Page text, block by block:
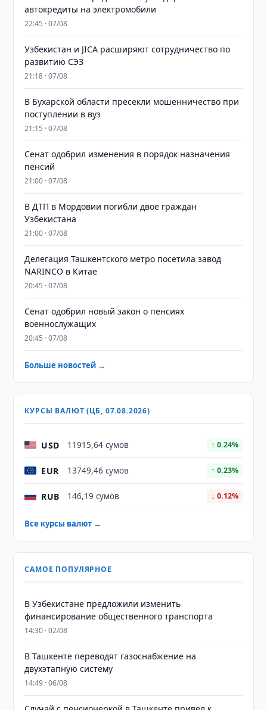
автокредиты на электромобили
22:45 · 07/08
Узбекистан и JICA расширяют сотрудничество по
развитию СЭЗ
21:18 · 07/08
В Бухарской области пресекли мошенничество при
поступлении в вуз
21:15 · 07/08
Сенат одобрил изменения в порядок назначения
пенсий
21:00 · 07/08
В ДТП в Мордовии погибли двое граждан
Узбекистана
21:00 · 07/08
Делегация Ташкентского метро посетила завод
NARINCO в Китае
20:45 · 07/08
Сенат одобрил новый закон о пенсиях
военнослужащих
20:45 · 07/08
Больше новостей →
КУРСЫ ВАЛЮТ (ЦБ, 07.08.2026)
USD 11915,64 сумов ↑ 0.24%
EUR 13749,46 сумов ↑ 0.23%
RUB 146,19 сумов ↓ 0.12%
Все курсы валют →
САМОЕ ПОПУЛЯРНОЕ
В Узбекистане предложили изменить
финансирование общественного транспорта
14:30 · 02/08
В Ташкенте переводят газоснабжение на
двухэтапную систему
14:49 · 06/08